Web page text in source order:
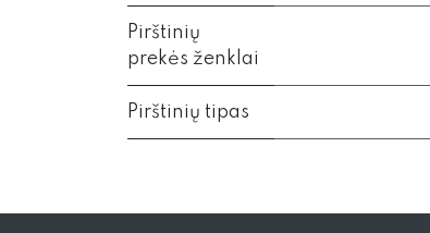
Pirštinių
prekės ženklai
Pirštinių tipas